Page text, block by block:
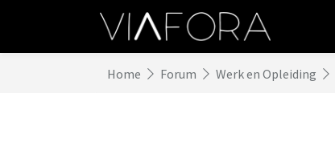
Home Forum Werk en Opleiding